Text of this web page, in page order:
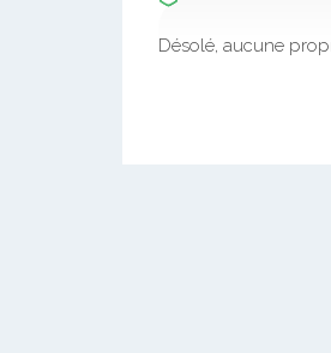
Désolé, aucune